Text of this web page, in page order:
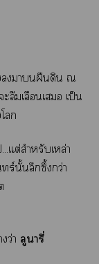
านผืนดิน ณ
มเลือนเ เป็น

แต่สำหรับเหล่า
ร์นั้นลึกซึ้งกว่า
ว่า ลูารี่